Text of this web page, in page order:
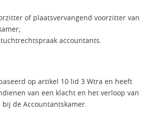
of plaatsvervangend voorzitter van
accountants.
op artikel 10 lid 3 Wtra en heeft
van een klacht en het verloop van
de Accountantskamer.